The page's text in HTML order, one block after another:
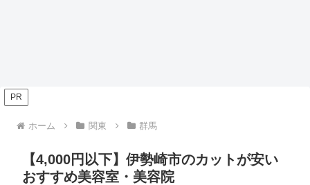
PR
ホーム 関東 群馬
【4,000円以下】伊勢崎市のカットが安い
おすすめ美容室・美容院